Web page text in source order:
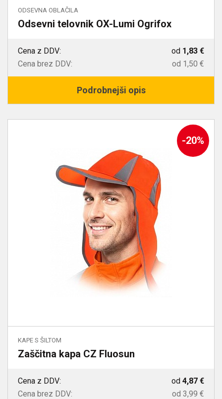
ODSEVNA OBLAČILA
Odsevni telovnik OX-Lumi Ogrifox
Cena z DDV: od 1,83 €
Cena brez DDV:
od 1,50 €
Podrobnejši opis
-20%
KAPE S ŠILTOM
Zaščitna kapa CZ Fluosun
Cena z DDV: od 4,87 €
Cena brez DDV:
od 3,99 €